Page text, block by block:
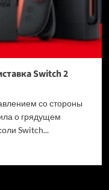
Switch 2
со стороны
о грядущем
Switch...